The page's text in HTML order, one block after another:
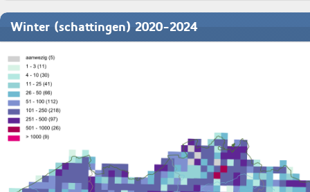
Winter (schattingen) 2020-2024